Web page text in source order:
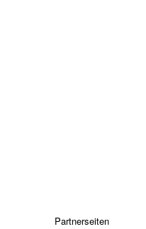
Partnerseiten